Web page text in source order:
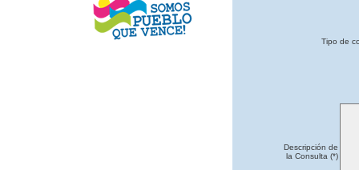
Tipo de
Descripción de
la Consulta (*)